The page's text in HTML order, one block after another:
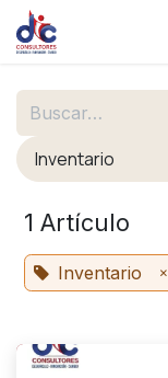
Ir al contenido
Inventario
1 Artículo
Inventario ×